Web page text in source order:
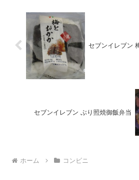
セブンイレブン
セブンイレブン ぶり照焼御飯弁当
ホーム コンビニ